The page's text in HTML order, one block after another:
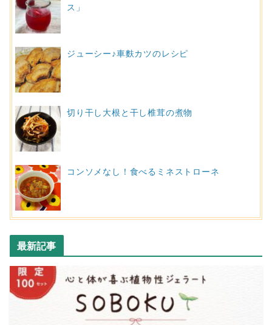
ス」
ジューシー♪車麩カツのレシピ
切り干し大根と干し椎茸の煮物
コンソメなし！食べるミネストローネ
最新記事